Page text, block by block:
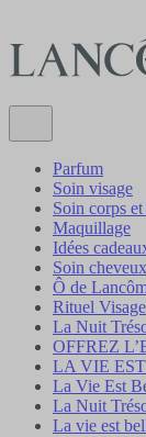
Parfum
Soin visage
Soin corps
Maquillage
Idées
Soin cheveux
Ô de
Rituel Visage
La Nuit
OFFREZ
LA VIE
La Vie Est
La Nuit
La vie est